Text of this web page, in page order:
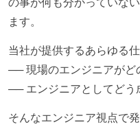
コード品質向上の
本番にデプロイされ
ーまたはペアプログ
「リファクタリング
観をメンバー全員が
ます。
当社が提供するあらゆる
── 現場のエンジニアがど
── エンジニアとしてどう
そんなエンジニア視点で